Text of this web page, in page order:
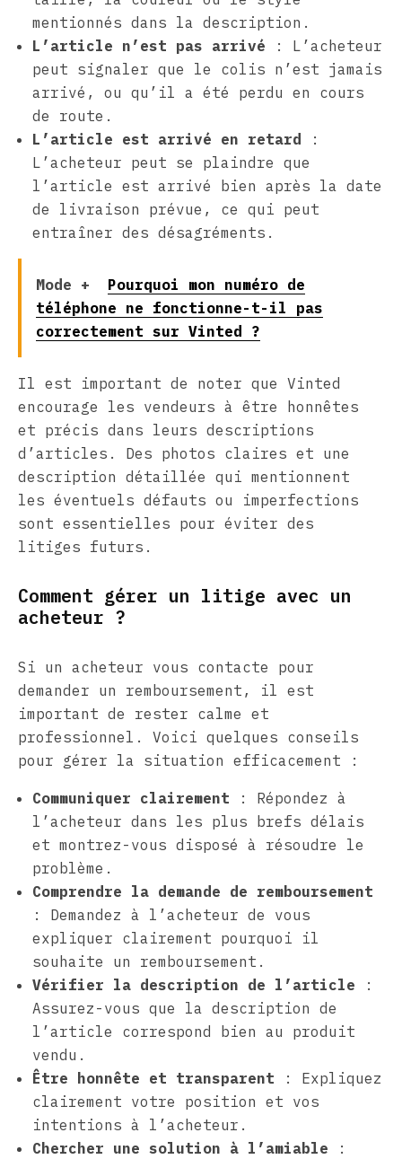
mentionnés dans la description.
L’article n’est pas arrivé : L’acheteur
peut signaler que le colis n’est jamais
arrivé, ou qu’il a été perdu en cours
de route.
L’article est arrivé en retard
:
L’acheteur peut se plaindre que
l’article est arrivé bien après la date
de livraison prévue, ce qui peut
entraîner des désagréments.
Mode +
Pourquoi mon numéro de
téléphone ne fonctionne-t-il pas
correctement sur Vinted ?
Il est important de noter que Vinted
encourage les vendeurs à être honnêtes
et précis dans leurs descriptions
d’articles. Des photos claires et une
description détaillée qui mentionnent
les éventuels défauts ou imperfections
sont essentielles pour éviter des
litiges futurs.
Comment gérer un litige avec un
acheteur ?
Si un acheteur vous contacte pour
demander un remboursement, il est
important de rester calme et
professionnel. Voici quelques conseils
pour gérer la situation efficacement :
Communiquer clairement : Répondez à
l’acheteur dans les plus brefs délais
et montrez-vous disposé à résoudre le
problème.
Comprendre la demande de remboursement
: Demandez à l’acheteur de vous
expliquer clairement pourquoi il
souhaite un remboursement.
Vérifier la description de l’article :
Assurez-vous que la description de
l’article correspond bien au produit
vendu.
Être honnête et transparent : Expliquez
clairement votre position et vos
intentions à l’acheteur.
Chercher une solution à l’amiable :